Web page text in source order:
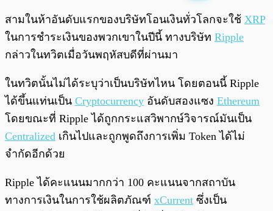
พร้อมเล่น /0:00
สามในห้าอันดับแรกของบริษัทโอนเงินทั่วโลกจะใช้ XRP
ในการชำระเงินของพวกเขาในปีนี้ ทางบริษัท Ripple
กล่าวในทวิตเมื่อวันพฤหัสบดีที่ผ่านมา
ในทวิตนั้นไม่ได้ระบุว่าเป็นบริษัทไหน โดยตอนนี้ Ripple
ได้ขึ้นแท่นเป็น Cryptocurrency อันดับสองแซง Ethereum
โดยขณะที่ Ripple ได้ถูกกระแสวิพากษ์วิจารณ์มันเป็น
Centralized เกินไปและถูกพูดถึงการเพิ่ม Token ได้ไม่
จำกัดอีกด้วย
Ripple ได้คะแนนมากกว่า 100 คะแนนจากสถาบัน
ทางการเงินในการใช้ผลิตภัณฑ์ xCurrent ซึ่งเป็น